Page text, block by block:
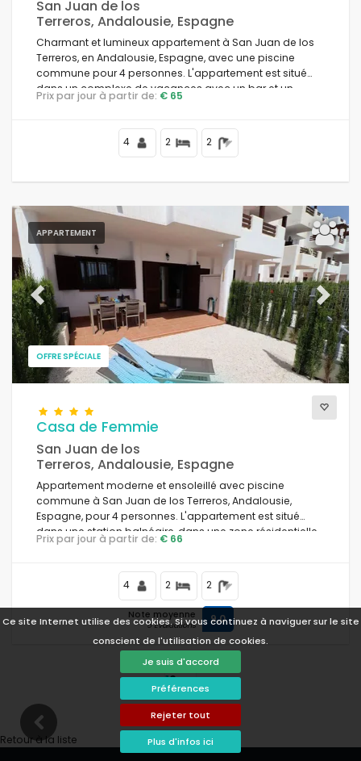
Ce site Internet utilise des cookies. Si vous continuez à naviguer sur le site
conscient de l'utilisation de cookies.
Je suis d'accord
Préférences
Rejeter tout
Plus d'infos ici
San Juan de los
Terreros, Andalousie, Espagne
Charmant et lumineux appartement à San Juan de los
Terreros, en Andalousie, Espagne, avec une piscine
commune pour 4 personnes. L'appartement est situé
dans un complexe de vacances avec un bar et un
restaurant, dans une zone côtière et montagneuse, à
500 m de la plage.
Prix par jour à partir de: € 65
4 2 2
APPARTEMENT
OFFRE SPÉCIALE
Previous Next
Casa de Femmie
San Juan de los
Terreros, Andalousie, Espagne
Appartement moderne et ensoleillé avec piscine
commune à San Juan de los Terreros, Andalousie,
Espagne, pour 4 personnes. L'appartement est situé
dans une station balnéaire, dans une zone résidentielle
et montagneuse près de la plage, à proximité des
Prix par jour à partir de: € 66
4 2 2
Note moyenne
5 Évaluations 9,0
12>>>
Retour à la liste